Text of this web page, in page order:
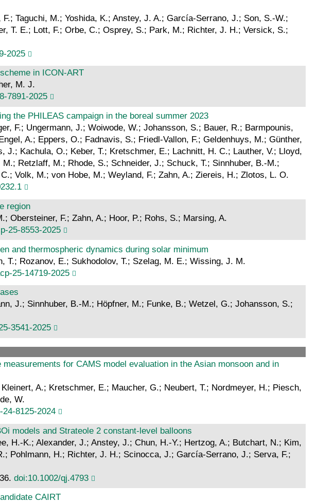
Taguchi, M.; Yoshida, K.; Anstey, J. A.; García-Serrano, J.; Son, S.-W.;
T. E.; Lott, F.; Orbe, C.; Osprey, S.; Park, M.; Richter, J. H.; Versick, S.;
2025
in ICON-ART
M. J.
7891-2025
the PHILEAS campaign in the boreal summer 2023
F.; Ungermann, J.; Woiwode, W.; Johansson, S.; Bauer, R.; Barmpounis,
A.; Eppers, O.; Fadnavis, S.; Friedl-Vallon, F.; Geldenhuys, M.; Günther,
Kachula, O.; Keber, T.; Kretschmer, E.; Lachnitt, H. C.; Lauther, V.; Lloyd,
Retzlaff, M.; Rhode, S.; Schneider, J.; Schuck, T.; Sinnhuber, B.-M.;
Volk, M.; von Hobe, M.; Weyland, F.; Zahn, A.; Ziereis, H.; Zlotos, L. O.
region
Obersteiner, F.; Zahn, A.; Hoor, P.; Rohs, S.; Marsing, A.
25-8553-2025
and thermospheric dynamics during solar minimum
T.; Rozanov, E.; Sukhodolov, T.; Szelag, M. E.; Wissing, J. M.
25-14719-2025
J.; Sinnhuber, B.-M.; Höpfner, M.; Funke, B.; Wetzel, G.; Johansson, S.;
3541-2025
for CAMS model evaluation in the Asian monsoon and in
A.; Kretschmer, E.; Maucher, G.; Neubert, T.; Nordmeyer, H.; Piesch,
W.
8125-2024
models and Strateole 2 constant‐level balloons
H.-K.; Alexander, J.; Anstey, J.; Chun, H.-Y.; Hertzog, A.; Butchart, N.; Kim,
Pohlmann, H.; Richter, J. H.; Scinocca, J.; García-Serrano, J.; Serva, F.;
doi:10.1002/qj.4793
CAIRT